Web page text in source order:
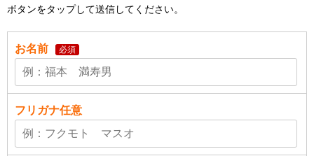
ボタンをタップして送信してください。
お名前 必須
フリガナ任意